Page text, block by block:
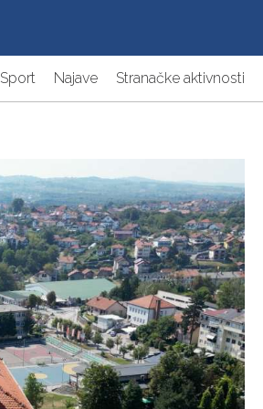
Sport Najave Stranačke aktivnosti